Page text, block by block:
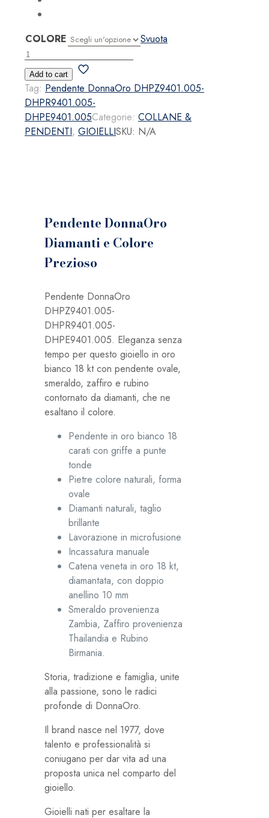
COLORE
Svuota
Pendente
DonnaOro
Diamanti
e
Colore
Prezioso
quantità
Add to cart
Tag: Pendente DonnaOro DHPZ9401.005-
DHPR9401.005-
DHPE9401.005Categorie: COLLANE &
PENDENTI, GIOIELLISKU: N/A
Pendente DonnaOro
Diamanti e Colore
Prezioso
Pendente DonnaOro
DHPZ9401.005-
DHPR9401.005-
DHPE9401.005. Eleganza senza
tempo per questo gioiello in oro
bianco 18 kt con pendente ovale,
smeraldo, zaffiro e rubino
contornato da diamanti, che ne
esaltano il colore.
Pendente in oro bianco 18
carati con griffe a punte
tonde
Pietre colore naturali, forma
ovale
Diamanti naturali, taglio
brillante
Lavorazione in microfusione
Incassatura manuale
Catena veneta in oro 18 kt,
diamantata, con doppio
anellino 10 mm
Smeraldo provenienza
Zambia, Zaffiro provenienza
Thailandia e Rubino
Birmania.
Storia, tradizione e famiglia, unite
alla passione, sono le radici
profonde di DonnaOro.
Il brand nasce nel 1977, dove
talento e professionalità si
coniugano per dar vita ad una
proposta unica nel comparto del
gioiello.
Gioielli nati per esaltare la